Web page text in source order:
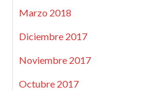
Marzo 2018
Diciembre 2017
Noviembre 2017
Octubre 2017